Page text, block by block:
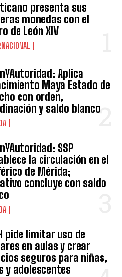
presenta sus
monedas con el
de León XIV
Aplica
Maya Estado de
con orden,
y saldo blanco
SSP
la circulación en el
de Mérida;
concluye con saldo
pide limitar uso de
en aulas y crear
seguros para niñas,
y adolescentes